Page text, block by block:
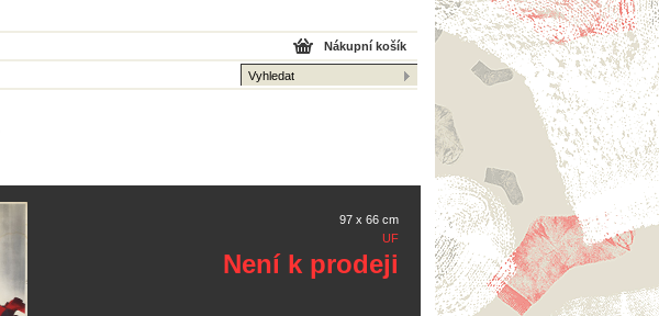
Nákupní košík
97 x 66 cm
UF
Není k prodeji